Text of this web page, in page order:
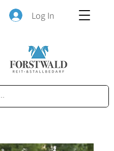
Log In